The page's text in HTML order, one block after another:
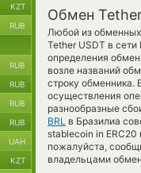
Обмен Tether
Любой из обменных
Tether USDT в сети
определения
возле названий
строку обменника.
осуществления
разнообразные
BRL в Бразилиа
stablecoin in
пожалуйста,
владельцами
KZT
RUB
RUB
RUB
RUB
RUB
UAH
KZT